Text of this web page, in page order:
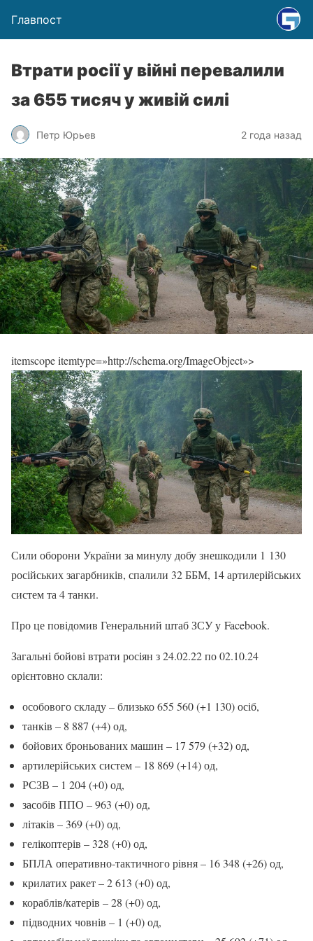
Главпост
Втрати росії у війні перевалили
за 655 тисяч у живій силі
Петр Юрьев 2 года назад
itemscope itemtype=»http://schema.org/ImageObject»>
Сили оборони України за минулу добу знешкодили 1 130
російських загарбників, спалили 32 ББМ, 14 артилерійських
систем та 4 танки.
Про це повідомив Генеральний штаб ЗСУ у Facebook.
Загальні бойові втрати росіян з 24.02.22 по 02.10.24
орієнтовно склали:
особового складу – близько 655 560 (+1 130) осіб,
танків – 8 887 (+4) од,
бойових броньованих машин – 17 579 (+32) од,
артилерійських систем – 18 869 (+14) од,
РСЗВ – 1 204 (+0) од,
засобів ППО – 963 (+0) од,
літаків – 369 (+0) од,
гелікоптерів – 328 (+0) од,
БПЛА оперативно-тактичного рівня – 16 348 (+26) од,
крилатих ракет – 2 613 (+0) од,
кораблів/катерів – 28 (+0) од,
підводних човнів – 1 (+0) од,